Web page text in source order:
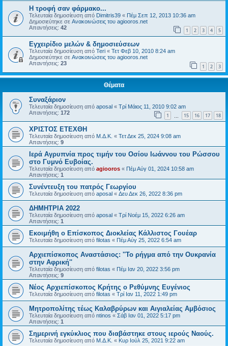
H τροφή σαν φάρμακο...
Τελευταία δημοσίευση από Dimitris39 « Πέμ Σεπ 12, 2013 10:36 am
Δημοσιεύτηκε σε Ανακοινώσεις του agiooros.net
Απαντήσεις: 42 1 2 3 4 5
Εγχειρίδιο μελών & δημοσιεύσεων
Τελευταία δημοσίευση από Teri « Τετ Φεβ 10, 2010 8:24 am
Δημοσιεύτηκε σε Ανακοινώσεις του agiooros.net
Απαντήσεις: 23 1 2 3
Θέματα
Συναξάριον
Τελευταία δημοσίευση από aposal « Τρί Μάιος 11, 2010 9:02 am
Απαντήσεις: 172 1 15 16 17 18
ΧΡΙΣΤΟΣ ΕΤΕΧΘΗ
Τελευταία δημοσίευση από Μ.Δ.Κ. « Τετ Δεκ 25, 2024 9:08 am
Απαντήσεις: 9
Ιερά Αγρυπνία προς τιμήν του Οσίου Ιωάννου του Ρώσσου
στο Γυμνό Ευβοίας.
Τελευταία δημοσίευση από agiooros « Πέμ Αύγ 01, 2024 10:58 am
Απαντήσεις: 1
Συνέντευξη του πατρός Γεωργίου
Τελευταία δημοσίευση από aposal « Δευ Δεκ 26, 2022 8:36 pm
ΔΗΜΗΤΡΙΑ 2022
Τελευταία δημοσίευση από aposal « Τρί Νοέμ 15, 2022 6:26 am
Απαντήσεις: 1
Εκοιμήθη ο Επίσκοπος Διοκλείας Κάλλιστος Γουέαρ
Τελευταία δημοσίευση από filotas « Πέμ Αύγ 25, 2022 6:54 am
Αρχιεπίσκοπος Αναστάσιος: ''Το ρήγμα από την Ουκρανία
στην Αφρική''
Τελευταία δημοσίευση από filotas « Πέμ Ιαν 20, 2022 3:56 pm
Απαντήσεις: 9
Νέος Αρχιεπίσκοπος Κρήτης ο Ρεθύμνης Ευγένιος
Τελευταία δημοσίευση από filotas « Τρί Ιαν 11, 2022 1:49 pm
Μητροπολίτης τέως Καλαβρύρων και Αιγιαλείας Αμβόσιος
Τελευταία δημοσίευση από ntinos « Σάβ Ιαν 01, 2022 5:17 pm
Απαντήσεις: 1
Σημερινή εγκύκλιος που διαβάστηκε στους ιερούς Ναούς.
Τελευταία δημοσίευση από Μ.Δ.Κ. « Κυρ Ιούλ 25, 2021 9:22 am